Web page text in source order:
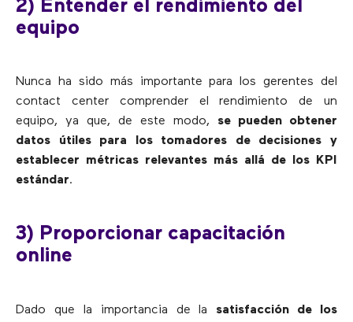
2) Entender el rendimiento del
equipo
Nunca ha sido más importante para los gerentes del
contact center comprender el rendimiento de un
equipo, ya que, de este modo, se pueden obtener
datos útiles para los tomadores de decisiones y
establecer métricas relevantes más allá de los KPI
estándar.
3) Proporcionar capacitación
online
Dado que la importancia de la satisfacción de los